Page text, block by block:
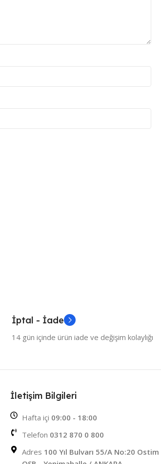
İptal - İade
14 gün içinde ürün iade ve değişim kolaylığı
İletişim Bilgileri
Hafta içi 09:00 - 18:00
Telefon 0312 870 0 800
Adres 100 Yıl Bulvarı 55/A No:20 Ostim